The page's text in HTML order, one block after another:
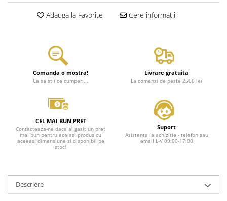
Adauga la Favorite Cere informatii
Comanda o mostra!
Ca sa stii ce cumperi...
Livrare gratuita
La comenzi de peste 2500 lei
CEL MAI BUN PRET
Contacteaza-ne daca ai gasit un pret
mai bun pentru acelasi produs cu
aceeasi dimensiune si disponibil pe
stoc!
Suport
Asistenta la achizitie - telefon sau
email L-V 09:00-17:00
Descriere